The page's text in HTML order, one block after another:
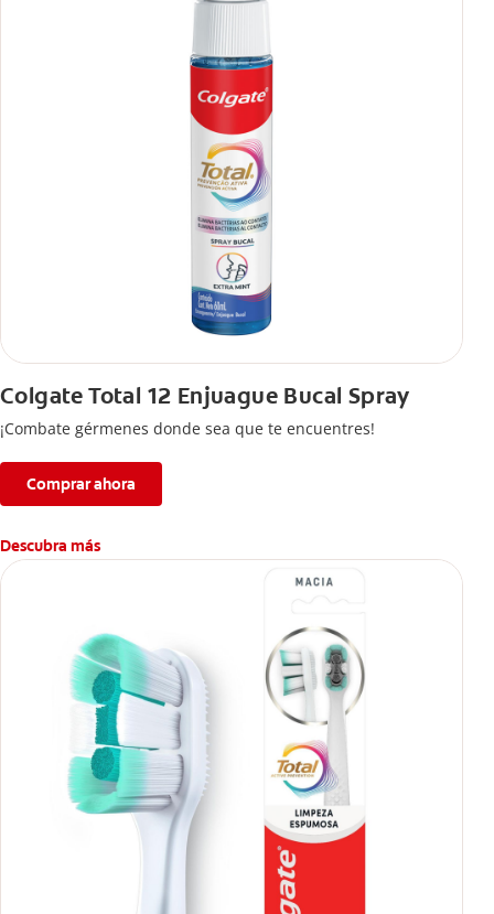
Colgate Total 12 Enjuague Bucal Spray
¡Combate gérmenes donde sea que te encuentres!
Comprar ahora
Descubra más